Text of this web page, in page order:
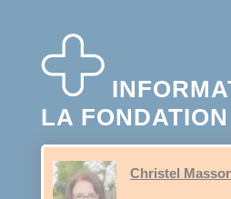
LA
Christel